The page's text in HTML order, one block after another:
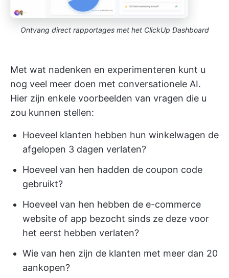
Ontvang direct rapportages met het ClickUp Dashboard
Met wat nadenken en experimenteren kunt u
nog veel meer doen met conversationele AI.
Hier zijn enkele voorbeelden van vragen die u
zou kunnen stellen:
Hoeveel klanten hebben hun winkelwagen de
afgelopen 3 dagen verlaten?
Hoeveel van hen hadden de coupon code
gebruikt?
Hoeveel van hen hebben de e-commerce
website of app bezocht sinds ze deze voor
het eerst hebben verlaten?
Wie van hen zijn de klanten met meer dan 20
aankopen?